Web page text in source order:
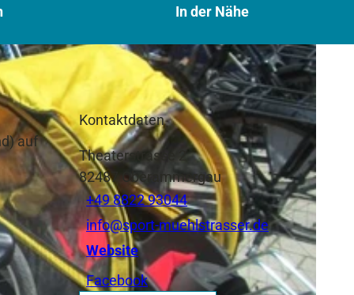
In der Nähe
auf
Kontaktdaten
Theaterstrasse 2
82487Oberammergau
+49 8822 93044
info@sport-muehlstrasser.de
Website
Facebook